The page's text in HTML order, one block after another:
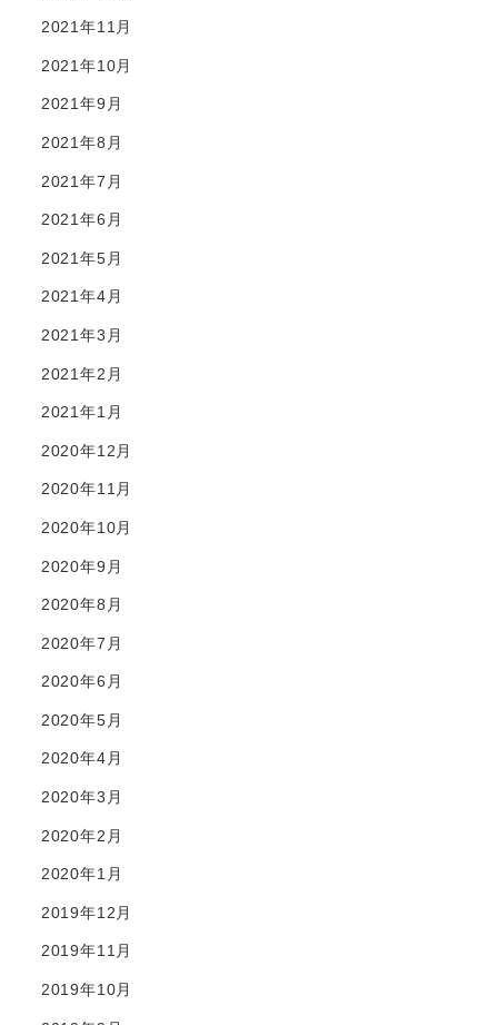
2021年11月
2021年10月
2021年9月
2021年8月
2021年7月
2021年6月
2021年5月
2021年4月
2021年3月
2021年2月
2021年1月
2020年12月
2020年11月
2020年10月
2020年9月
2020年8月
2020年7月
2020年6月
2020年5月
2020年4月
2020年3月
2020年2月
2020年1月
2019年12月
2019年11月
2019年10月